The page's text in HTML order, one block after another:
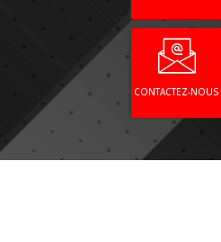
CONTACTEZ-NOUS